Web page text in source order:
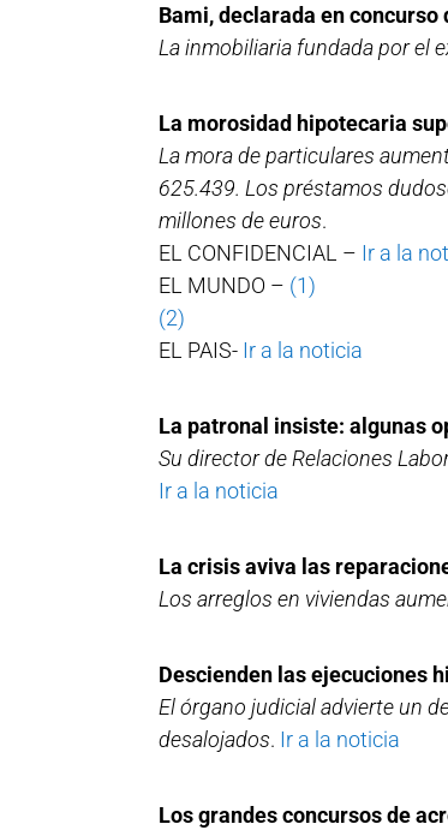
Bami, declarada en
La inmobiliaria fundada por el
La morosidad hipotecaria
La mora de particulares
625.439. Los préstamos
millones de euros.
EL CONFIDENCIAL – Ir a la
EL MUNDO – (1)
(2)
EL PAIS- Ir a la noticia
La patronal insiste: algunas
Su director de Relaciones
Ir a la noticia
La crisis aviva las
Los arreglos en viviendas
Descienden las ejecuciones
El órgano judicial advierte un
desalojados. Ir a la noticia
Los grandes concursos de